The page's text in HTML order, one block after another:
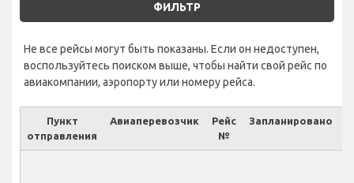
ФИЛЬТР
Не все рейсы могут быть показаны. Если он недоступен,
воспользуйтесь поиском выше, чтобы найти свой рейс по
авиакомпании, аэропорту или номеру рейса.
Пункт
отправления
Авиаперевозчик
Рейс
№
Запланировано